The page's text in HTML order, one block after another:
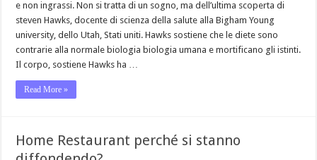
e non ingrassi. Non si tratta di un sogno, ma dell’ultima scoperta di
steven Hawks, docente di scienza della salute alla Bigham Young
university, dello Utah, Stati uniti. Hawks sostiene che le diete sono
contrarie alla normale biologia biologia umana e mortificano gli istinti.
Il corpo, sostiene Hawks ha …
Read More »
Home Restaurant perché si stanno